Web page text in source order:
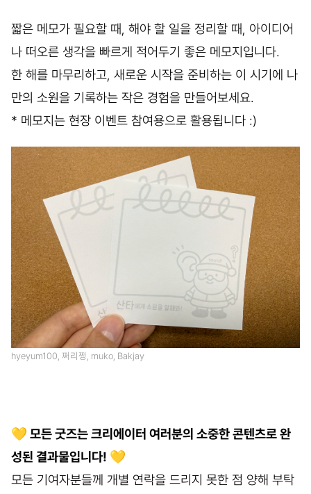
짧은 메모가 필요할 때, 해야 할 일을 정리할 때, 아이디어
나 떠오른 생각을 빠르게 적어두기 좋은 메모지입니다.
한 해를 마무리하고, 새로운 시작을 준비하는 이 시기에 나
만의 소원을 기록하는 작은 경험을 만들어보세요.
* 메모지는 현장 이벤트 참여용으로 활용됩니다 :)
hyeyum100, 쩌리쩡, muko, Bakjay
💛 모든 굿즈는 크리에이터 여러분의 소중한 콘텐츠로 완
성된 결과물입니다! 💛
모든 기여자분들께 개별 연락을 드리지 못한 점 양해 부탁